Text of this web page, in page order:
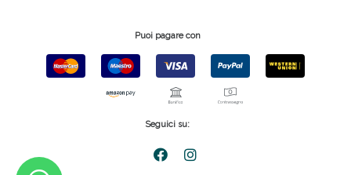
Puoi pagare con
Seguici su: